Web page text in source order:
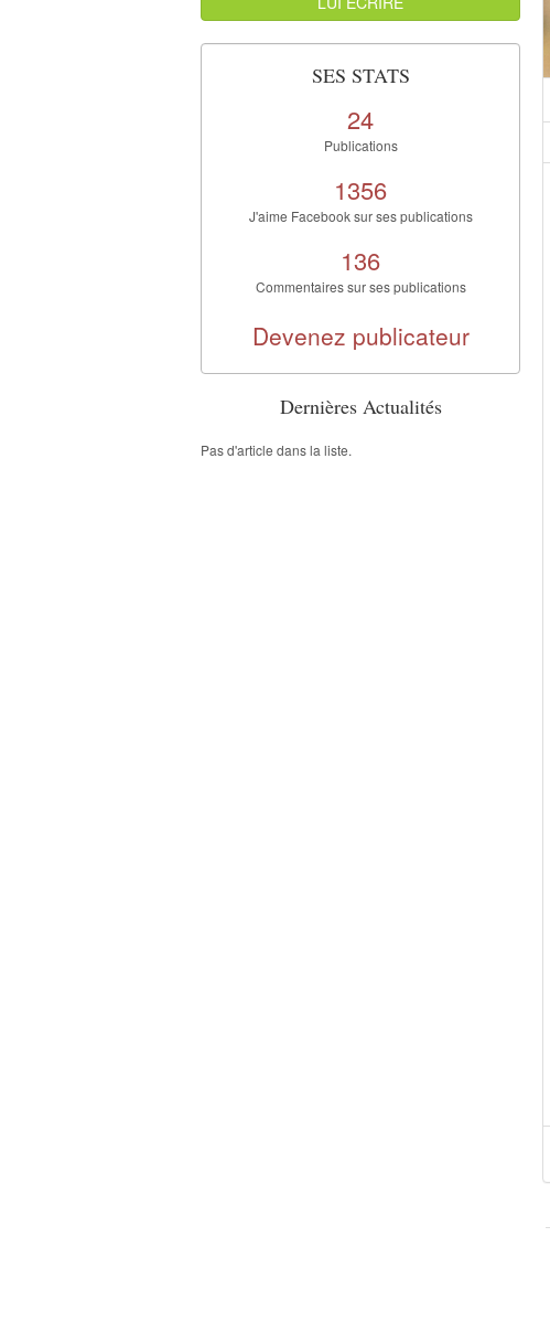
SES STATS
24
Publications
1356
J'aime Facebook sur ses publications
136
Commentaires sur ses publications
Devenez publicateur
Dernières Actualités
Pas d'article dans la liste.